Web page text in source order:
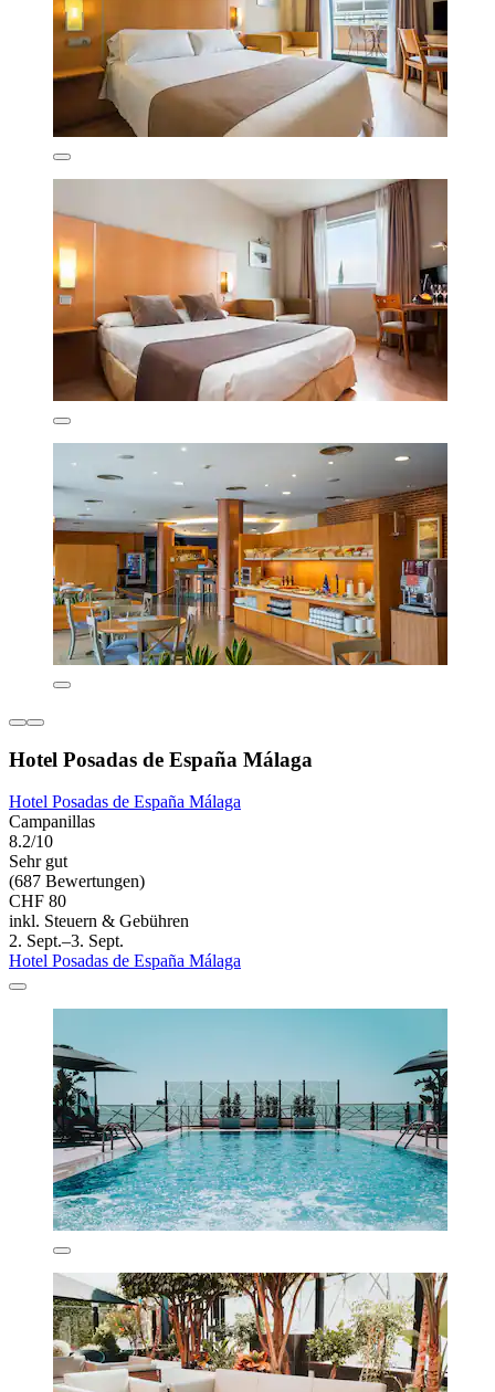
Hotel Posadas de España Málaga
Hotel Posadas de España Málaga
Campanillas
8.2/10
Sehr gut
(687 Bewertungen)
CHF 80
inkl. Steuern & Gebühren
2. Sept.–3. Sept.
Hotel Posadas de España Málaga